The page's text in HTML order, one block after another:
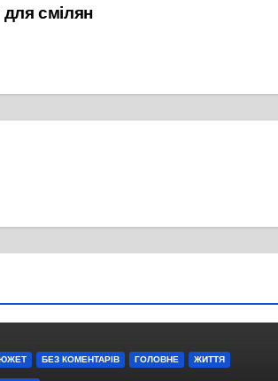
смілян
БЕЗ КОМЕНТАРІВ ГОЛОВНЕ ЖИТТЯ